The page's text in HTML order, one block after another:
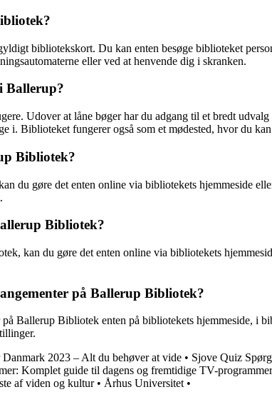
bibliotekskort. Du kan enten besøge biblioteket
eller ved at henvende dig i skranken.
Ballerup?
Udover at låne bøger har du adgang til et bredt
i. Biblioteket fungerer også som et mødested, hvor du
Bibliotek?
du gøre det enten online via bibliotekets hjemmeside
Bibliotek?
kan du gøre det enten online via bibliotekets
på Ballerup Bibliotek?
Ballerup Bibliotek enten på bibliotekets hjemmeside, i
Danmark 2023 – Alt du behøver at vide • Sjove Quiz
Komplet guide til dagens og fremtidige TV-
af viden og kultur• Århus Universitet•